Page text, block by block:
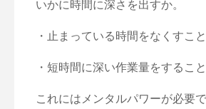
いかに時間に深さを出すか。
・止まっている時間をなくすこと
・短時間に深い作業量をすること
これにはメンタルパワーが必要で